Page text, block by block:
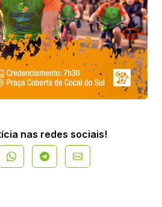
nas redes sociais!